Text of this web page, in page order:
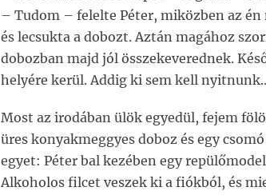
– Tudom – felelte Péter, miközben az
és lecsukta a dobozt. Aztán magához
dobozban majd jól összekeverednek.
helyére kerül. Addig ki sem kell
Most az irodában ülök egyedül, fejem
üres konyakmeggyes doboz és egy
egyet: Péter bal kezében egy
Alkoholos filcet veszek ki a fiókból, és